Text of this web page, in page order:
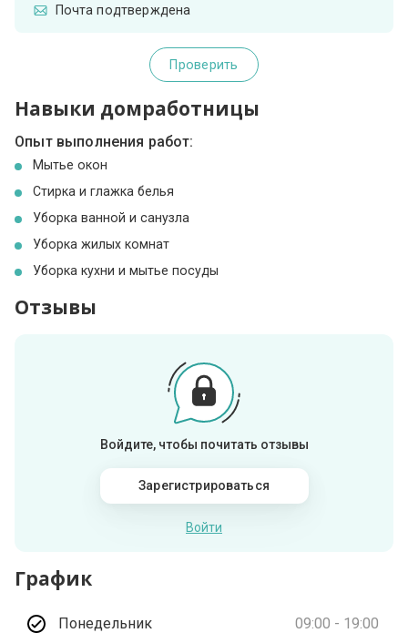
Почта подтверждена
Проверить
Навыки домработницы
Опыт выполнения работ:
Мытье окон
Стирка и глажка белья
Уборка ванной и санузла
Уборка жилых комнат
Уборка кухни и мытье посуды
Отзывы
Войдите, чтобы почитать отзывы
Зарегистрироваться
Войти
График
Понедельник 09:00 - 19:00